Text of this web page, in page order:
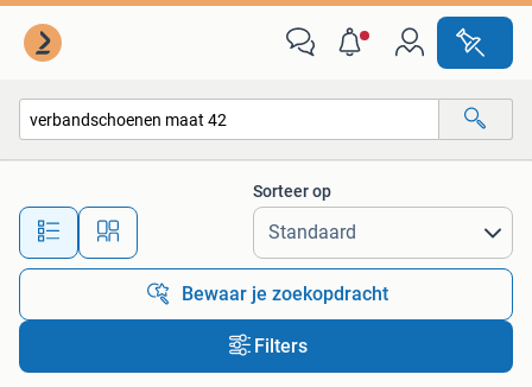
Alle afstanden…
Sorteer op
Bewaar je zoekopdracht
Filters